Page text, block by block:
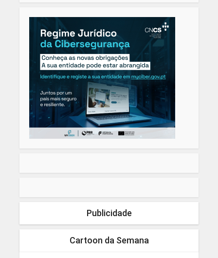
Publicidade
Cartoon da Semana